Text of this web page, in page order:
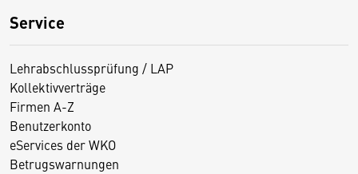
Service
Lehrabschlussprüfung / LAP
Kollektivverträge
Firmen A-Z
Benutzerkonto
eServices der WKO
Betrugswarnungen